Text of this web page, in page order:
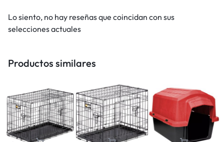
Lo siento, no hay reseñas que coincidan con sus
selecciones actuales
Productos similares